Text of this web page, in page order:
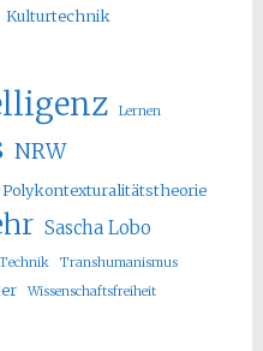
Kulturtechnik
Lernen
NRW
Polykontexturalitätstheorie
Sascha Lobo
Technik
Transhumanismus
Wissenschaftsfreiheit